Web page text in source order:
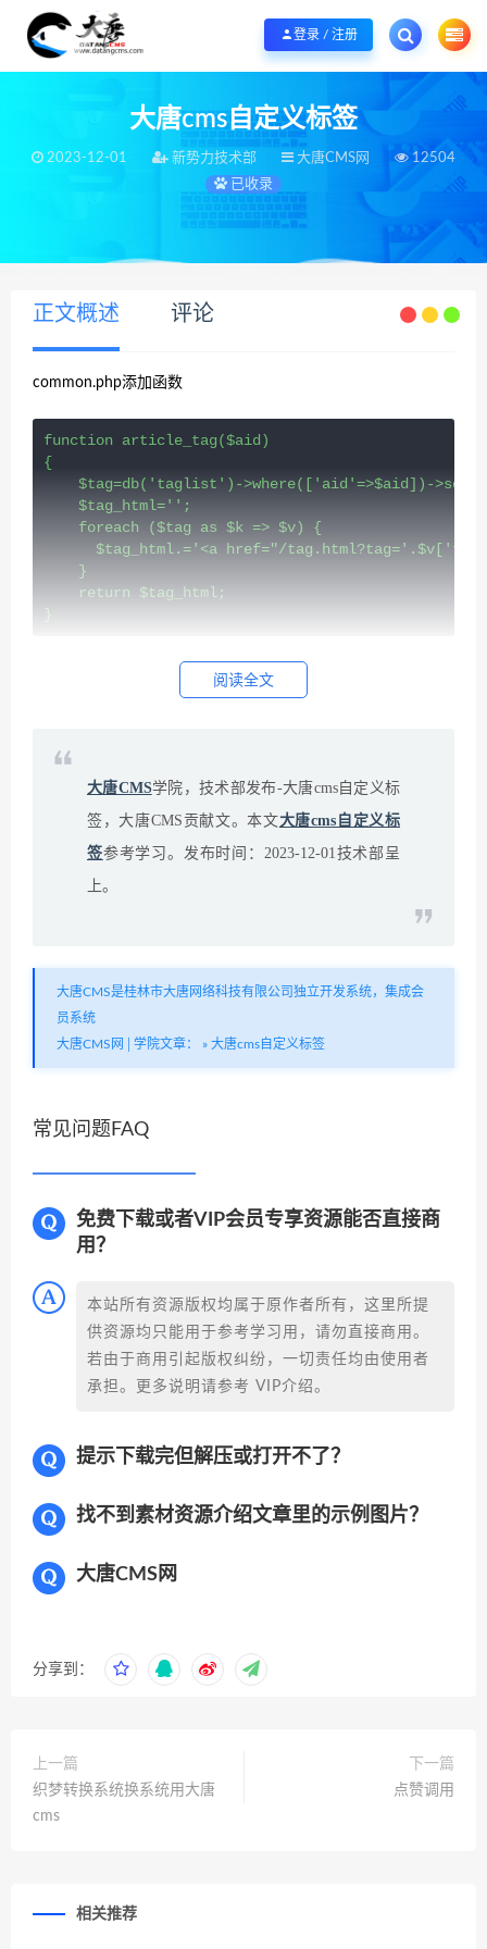
欢迎您光临大唐CMS网，本站秉承服务宗旨 履行“站长”责任，销售只是起点 服
登录 / 注册
大唐cms自定义标签
2023-12-01 新势力技术部 大唐CMS网
12504
已收录
大唐CMS网 2023-12-01
正文概述 评论
common.php添加函数
function article_tag($aid)
{
$tag=db('taglist')->where(['aid'=>$aid])-
$tag_html='';
foreach ($tag as $k => $v) {
$tag_html.='<a href="/
}
return $tag_html;
}
调用标签：[$id|article_tag=$id/]阅读全文
大唐CMS学院，技术部发布-大唐cms自定义标
签，大唐CMS贡献文。本文大唐cms自定义标
签参考学习。发布时间：2023-12-01技术部呈
上。
大唐CMS是桂林市大唐网络科技有限公司独立开发系统，集成会
员系统
大唐CMS网│学院文章：
» 大唐cms自定义标签
常见问题FAQ
免费下载或者VIP会员专享资源能否直接商
用？
本站所有资源版权均属于原作者所有，这里所提
供资源均只能用于参考学习用，请勿直接商用。
若由于商用引起版权纠纷，一切责任均由使用者
承担。更多说明请参考 VIP介绍。
提示下载完但解压或打开不了？
找不到素材资源介绍文章里的示例图片？
大唐CMS网
分享到：
上一篇
织梦转换系统换系统用大唐
cms
下一篇
点赞调用
相关推荐